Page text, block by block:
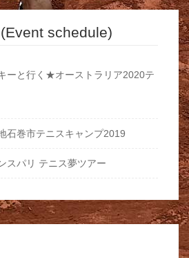
schedule)
ーと行く★オーストラリア2020テ
石巻市テニスキャンプ2019
スパリ テニス夢ツアー